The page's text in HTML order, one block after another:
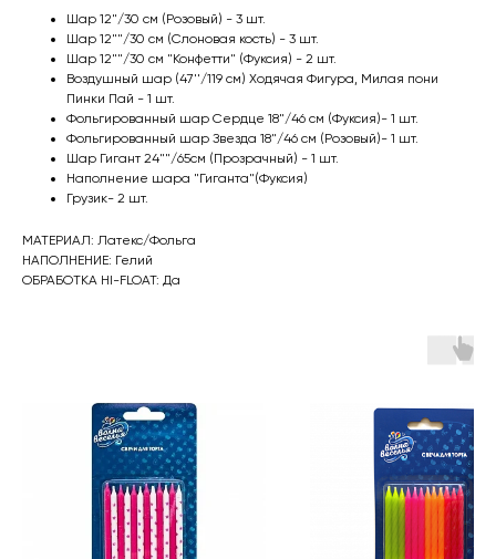
Шар 12"/30 см (Розовый) - 3 шт.
Шар 12""/30 см (Слоновая кость) - 3 шт.
Шар 12""/30 см "Конфетти" (Фуксия) - 2 шт.
Воздушный шар (47''/119 см) Ходячая Фигура, Милая пони
Пинки Пай - 1 шт.
Фольгированный шар Сердце 18"/46 см (Фуксия)- 1 шт.
Фольгированный шар Звезда 18"/46 см (Розовый)- 1 шт.
Шар Гигант 24""/65см (Прозрачный) - 1 шт.
Наполнение шара "Гиганта"(Фуксия)
Грузик- 2 шт.
МАТЕРИАЛ: Латекс/Фольга
НАПОЛНЕНИЕ: Гелий
ОБРАБОТКА HI-FLOAT: Да